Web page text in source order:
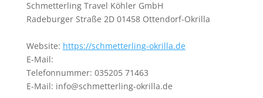
Schmetterling Travel Köhler GmbH
Radeburger Straße 2D 01458 Ottendorf-Okrilla
Website: https://schmetterling-okrilla.de
E-Mail:
Telefonnummer: 035205 71463
E-Mail: info@schmetterling-okrilla.de